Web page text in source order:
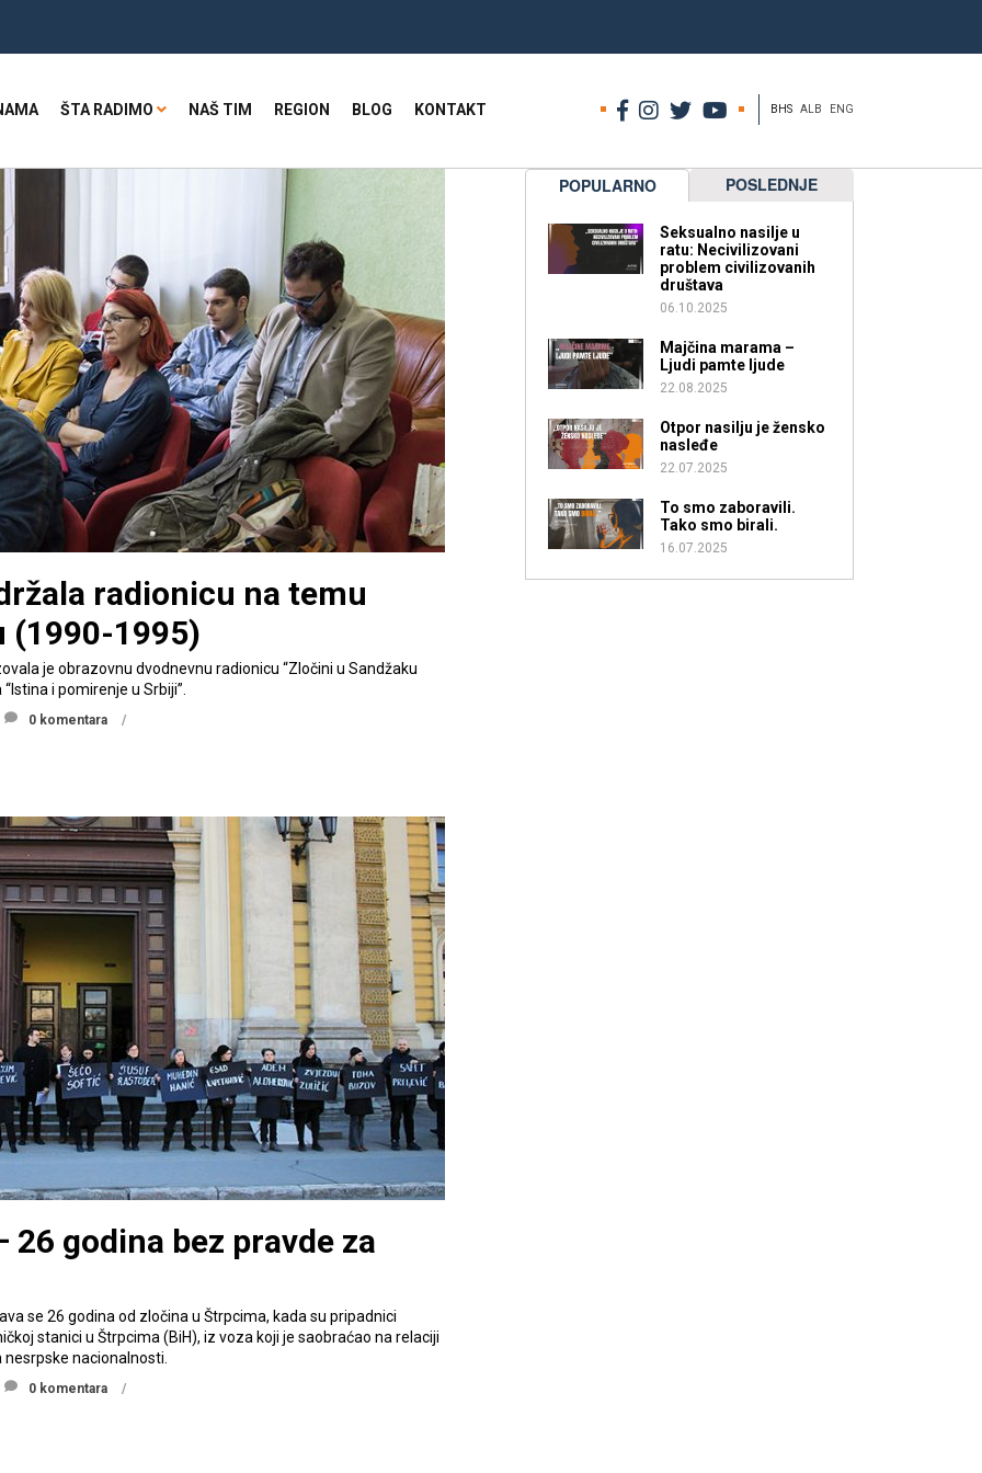
ŠTA RADIMO NAŠ TIM REGION BLOG KONTAKT BHS ALB ENG
radionicu na temu
(1990-1995)
je obrazovnu dvodnevnu radionicu “Zločini u Sandžaku
i pomirenje u Srbiji”.
0 komentara
godina bez pravde za
se 26 godina od zločina u Štrpcima, kada su pripadnici
stanici u Štrpcima (BiH), iz voza koji je saobraćao na relaciji
nacionalnosti.
0 komentara
POPULARNO POSLEDNJE
Seksualno nasilje u
ratu: Necivilizovani
problem civilizovanih
društava
06.10.2025
Majčina marama –
Ljudi pamte ljude
22.08.2025
Otpor nasilju je žensko
nasleđe
22.07.2025
To smo zaboravili.
Tako smo birali.
16.07.2025